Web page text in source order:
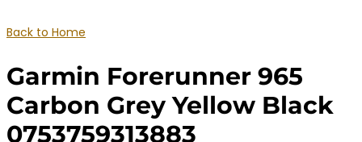
Back to Home
Garmin Forerunner 965
Carbon Grey Yellow Black
0753759313883